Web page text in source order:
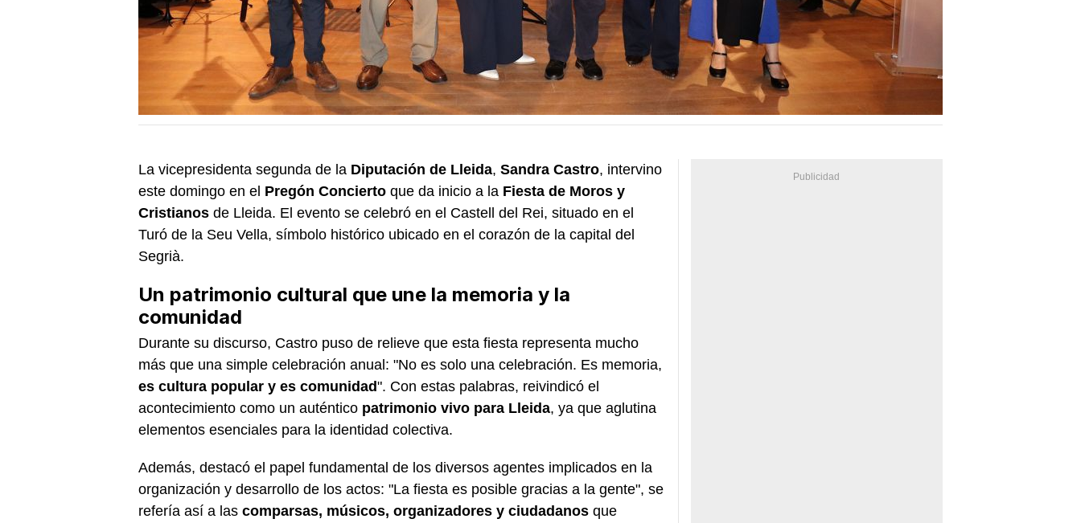
La vicepresidenta segunda de la Diputación de Lleida, Sandra Castro, intervino
este domingo en el Pregón Concierto que da inicio a la Fiesta de Moros y
Cristianos de Lleida. El evento se celebró en el Castell del Rei, situado en el
Turó de la Seu Vella, símbolo histórico ubicado en el corazón de la capital del
Segrià.
Un patrimonio cultural que une la memoria y la
comunidad
Durante su discurso, Castro puso de relieve que esta fiesta representa mucho
más que una simple celebración anual: "No es solo una celebración. Es memoria,
es cultura popular y es comunidad". Con estas palabras, reivindicó el
acontecimiento como un auténtico patrimonio vivo para Lleida, ya que aglutina
elementos esenciales para la identidad colectiva.
Además, destacó el papel fundamental de los diversos agentes implicados en la
organización y desarrollo de los actos: "La fiesta es posible gracias a la gente", se
refería así a las comparsas, músicos, organizadores y ciudadanos que